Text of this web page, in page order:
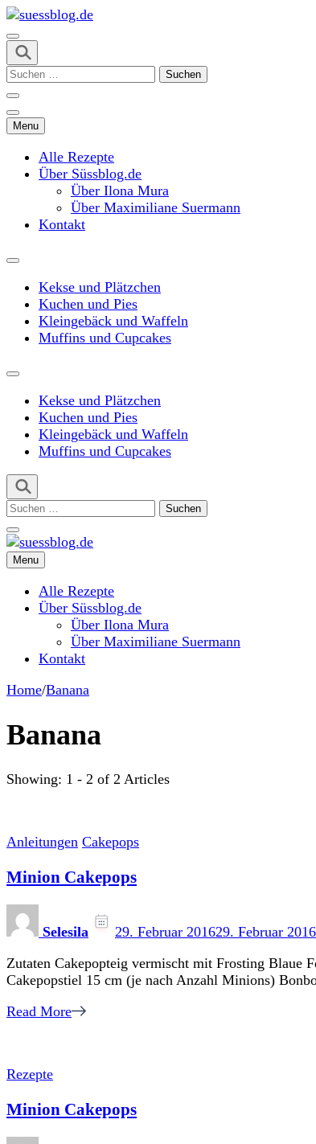
Skip
to
content
(Press
Enter)
suessblog.de
Suchen
Menu
Alle Rezepte
Über Süssblog.de
Über Ilona Mura
Über Maximiliane Suermann
Kontakt
Kekse und Plätzchen
Kuchen und Pies
Kleingebäck und Waffeln
Muffins und Cupcakes
Kekse und Plätzchen
Kuchen und Pies
Kleingebäck und Waffeln
Muffins und Cupcakes
Suchen
suessblog.de
Menu
Alle Rezepte
Über Süssblog.de
Über Ilona Mura
Über Maximiliane Suermann
Kontakt
Home/Banana
Banana
Showing: 1 - 2 of 2 Articles
Anleitungen Cakepops
Minion Cakepops
Selesila 29. Februar 201629. Februar 2016
Zutaten Cakepopteig vermischt mit Frosting Blaue
Cakepopstiel 15 cm (je nach Anzahl Minions)
Read More
Rezepte
Minion Cakepops